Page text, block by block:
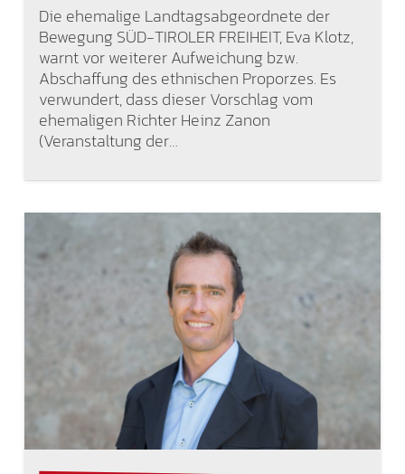
Die ehemalige Landtagsabgeordnete der
Bewegung SÜD-TIROLER FREIHEIT, Eva Klotz,
warnt vor weiterer Aufweichung bzw.
Abschaffung des ethnischen Proporzes. Es
verwundert, dass dieser Vorschlag vom
ehemaligen Richter Heinz Zanon
(Veranstaltung der…